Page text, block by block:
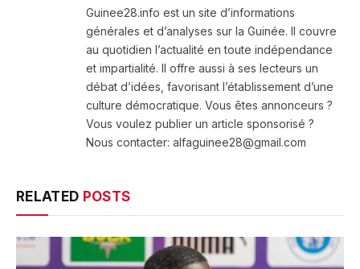
Guinee28.info est un site d’informations
générales et d’analyses sur la Guinée. Il couvre
au quotidien l’actualité en toute indépendance
et impartialité. Il offre aussi à ses lecteurs un
débat d’idées, favorisant l’établissement d’une
culture démocratique. Vous êtes annonceurs ?
Vous voulez publier un article sponsorisé ?
Nous contacter: alfaguinee28@gmail.com
RELATED POSTS